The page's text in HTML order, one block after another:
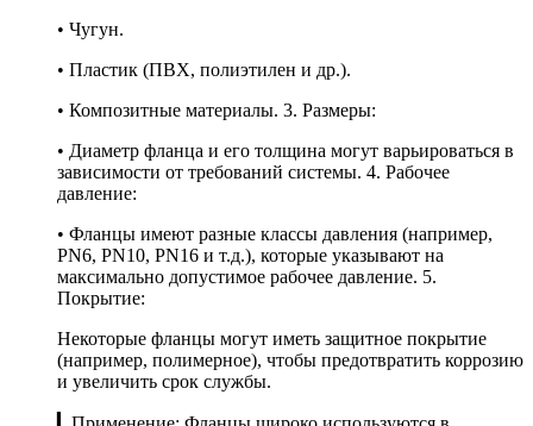
• Чугун.
• Пластик (ПВХ, полиэтилен и др.).
• Композитные материалы. 3. Размеры:
• Диаметр фланца и его толщина могут варьироваться в
зависимости от требований системы. 4. Рабочее
давление:
• Фланцы имеют разные классы давления (например,
PN6, PN10, PN16 и т.д.), которые указывают на
максимально допустимое рабочее давление. 5.
Покрытие:
Некоторые фланцы могут иметь защитное покрытие
(например, полимерное), чтобы предотвратить коррозию
и увеличить срок службы.